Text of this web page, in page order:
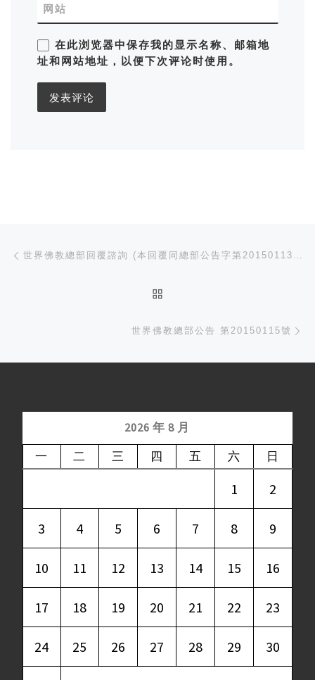
网站
在此浏览器中保存我的显示名称、邮箱地
址和网站地址，以便下次评论时使用。
文章导航 世界佛教總部回覆諮詢 (本回覆同總部公告字第20150113號)
世界佛教總部公告 第20150115號
2026 年 8 月
一 二 三 四 五 六 日
1 2
3 4 5 6 7 8 9
10 11 12 13 14 15 16
17 18 19 20 21 22 23
24 25 26 27 28 29 30